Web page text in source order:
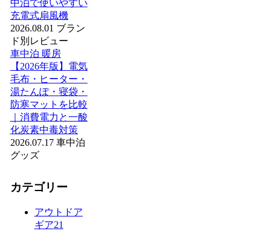
中泊で使いやすい
充電式扇風機
2026.08.01 ブラン
ド別レビュー
車中泊 暖房
【2026年版】電気
毛布・ヒーター・
湯たんぽ・寝袋・
防寒マットを比較
｜消費電力と一酸
化炭素中毒対策
2026.07.17 車中泊
グッズ
カテゴリー
アウトドア
ギア21